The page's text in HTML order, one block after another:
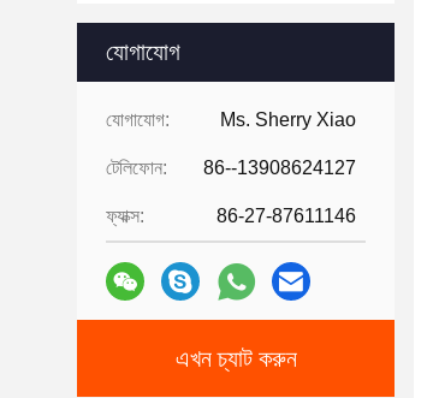
যোগাযোগ
যোগাযোগ: Ms. Sherry Xiao
টেলিফোন: 86--13908624127
ফ্যাক্স: 86-27-87611146
এখন চ্যাট করুন